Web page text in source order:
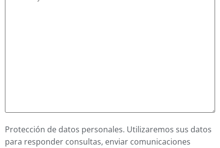
Protección de datos personales. Utilizaremos sus datos
para responder consultas, enviar comunicaciones